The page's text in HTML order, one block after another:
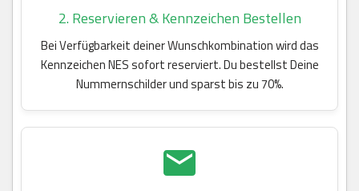
2. Reservieren & Kennzeichen Bestellen
Bei Verfügbarkeit deiner Wunschkombination wird das
Kennzeichen NES sofort reserviert. Du bestellst Deine
Nummernschilder und sparst bis zu 70%.